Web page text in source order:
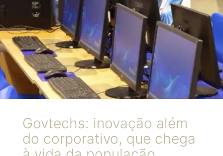
transformação digital, são importantes para o
desenvolvimento econômico e social dos municípios.
Não é por acaso que a capital catarinense é escolhida
por grandes empresas multinacionais para
estabelecer escritórios no Brasil.
Govtechs: inovação além
do corporativo, que chega